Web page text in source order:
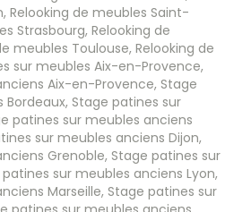
, Relooking de meubles Saint-
Strasbourg, Relooking de
meubles Toulouse, Relooking de
sur meubles Aix-en-Provence,
Aix-en-Provence, Stage
Bordeaux, Stage patines sur
patines sur meubles anciens
sur meubles anciens Dijon,
Grenoble, Stage patines sur
sur meubles anciens Lyon,
Marseille, Stage patines sur